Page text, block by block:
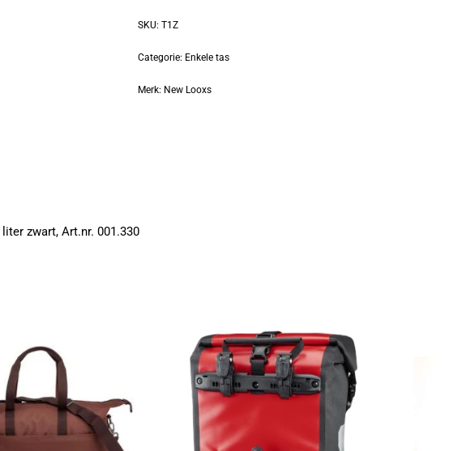
SKU:T1Z
Categorie: Enkele tas
Merk: New Looxs
zwart, Art.nr. 001.330